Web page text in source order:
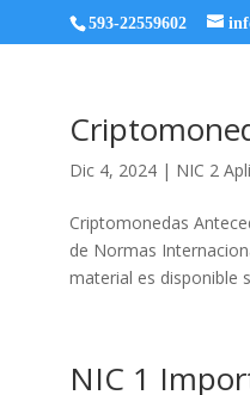
593-22559602
Dic 4, 2024| NIC 2
Criptomonedas
de Normas
material es disponible
NIC 1